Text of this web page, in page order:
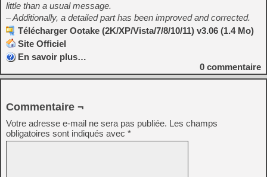
little than a usual message.
– Additionally, a detailed part has been improved and corrected.
Télécharger Ootake (2K/XP/Vista/7/8/10/11) v3.06 (1.4 Mo)
Site Officiel
En savoir plus…
0 commentaire
Commentaire ¬
Votre adresse e-mail ne sera pas publiée. Les champs
obligatoires sont indiqués avec *